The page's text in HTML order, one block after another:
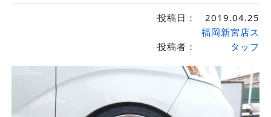
投稿日： 2019.04.25
投稿者：
福岡新宮店ス
タッフ